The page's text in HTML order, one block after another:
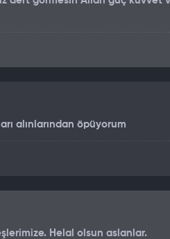
alınlarından öpüyorum
Helal olsun aslanlar.